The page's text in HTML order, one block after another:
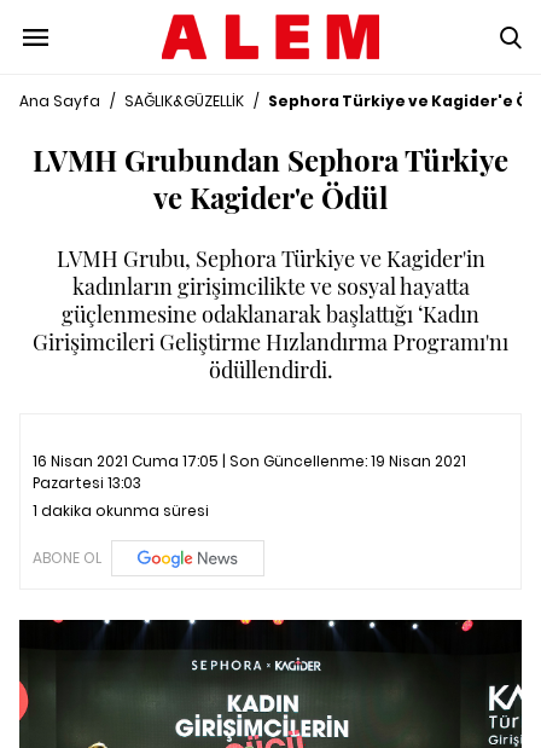
Ana Sayfa / SAĞLIK&GÜZELLİK / Sephora Türkiye ve Kagider'e
LVMH Grubundan Sephora Türkiye
ve Kagider'e Ödül
LVMH Grubu, Sephora Türkiye ve Kagider'in
kadınların girişimcilikte ve sosyal hayatta
güçlenmesine odaklanarak başlattığı ‘Kadın
Girişimcileri Geliştirme Hızlandırma Programı'nı
ödüllendirdi.
16 Nisan 2021 Cuma 17:05 | Son Güncellenme:19 Nisan 2021
Pazartesi 13:03
1 dakika okunma süresi
ABONE OL